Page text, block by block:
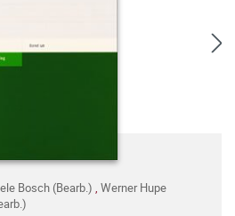
Bosch (Bearb.) Werner Hupe